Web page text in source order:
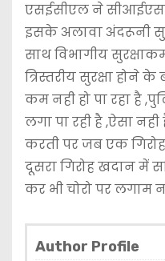
एसईसीएल ने
इसके अलावा अंदरूनी
साथ विभागीय
त्रिस्तरीय सुरक्षा होने
कम नही हो पा रहा है
लगा पा रही है ,ऐसा
करती पर जब एक
दूसरा गिरोह खदान में
कर भी चोरो पर लगाम
Author Profile